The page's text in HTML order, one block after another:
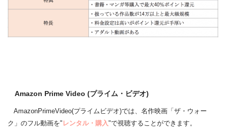
Amazon Prime Video (プライム・ビデオ)
AmazonPrimeVideo(プライムビデオ)では、名作映画「ザ・ウォー
ク」のフル動画を" レンタル・購入"で視聴することができます。